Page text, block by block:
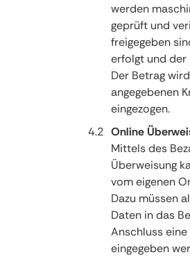
werden
geprüft und
freigegeben
erfolgt und der
Der Betrag
angegebenen
eingezogen.
Online
Mittels des
Überweisung
vom eigenen
Dazu müssen
Daten in das
Anschluss eine
eingegeben